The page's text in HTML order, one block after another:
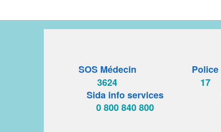
SOS Médecin
3624
Police
17
Sida info services
0 800 840 800